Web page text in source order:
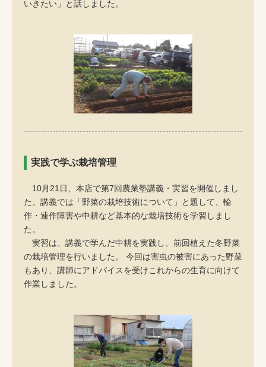
いきたい」と話しました。
実践で学ぶ栽培管理
10月21日、本店で第7回農業塾講義・実習を開催しまし
た。講義では「野菜の栽培技術について」と題して、輪
作・連作障害や中耕など基本的な栽培技術を学習しまし
た。
実習は、講義で学んだ中耕を実践し、前回植えた冬野菜
の栽培管理を行いました。 今回は害虫の被害にあった野菜
もあり、講師にアドバイスを受けこれからの生育に向けて
作業しました。